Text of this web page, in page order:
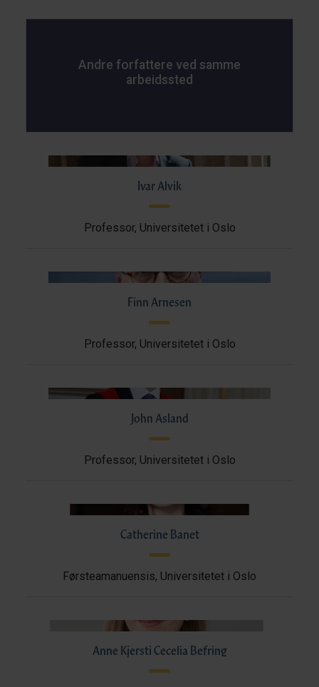
Andre forfattere ved samme
arbeidssted
Ivar Alvik
Professor, Universitetet i Oslo
Finn Arnesen
Professor, Universitetet i Oslo
John Asland
Professor, Universitetet i Oslo
Catherine Banet
Førsteamanuensis, Universitetet i Oslo
Anne Kjersti Cecelia Befring